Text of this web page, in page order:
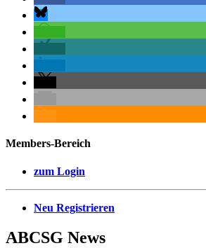
Members-Bereich
zum Login
Neu Registrieren
ABCSG News